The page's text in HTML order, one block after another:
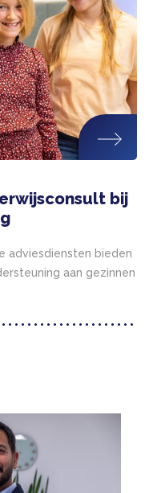
bij
adviesdiensten bieden
aan gezinnen